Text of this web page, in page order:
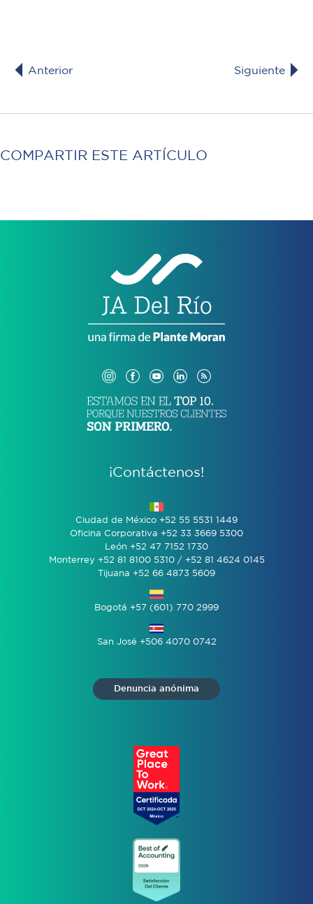
Anterior Siguiente
COMPARTIR ESTE ARTÍCULO
¡Contáctenos!
Ciudad de México +52 55 5531 1449
Oficina Corporativa +52 33 3669 5300
León +52 47 7152 1730
Monterrey +52 81 8100 5310 / +52 81 4624 0145
Tijuana +52 66 4873 5609
Bogotá +57 (601) 770 2999
San José +506 4070 0742
Denuncia anónima